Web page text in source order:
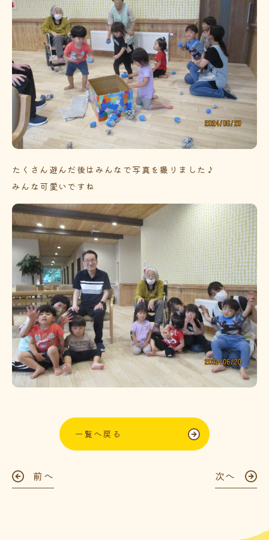
たくさん遊んだ後はみんなで写真を撮りました♪
みんな可愛いですね
一覧へ戻る
前へ 次へ